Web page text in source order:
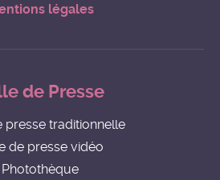
légales
de Presse
presse traditionnelle
de presse vidéo
Photothèque